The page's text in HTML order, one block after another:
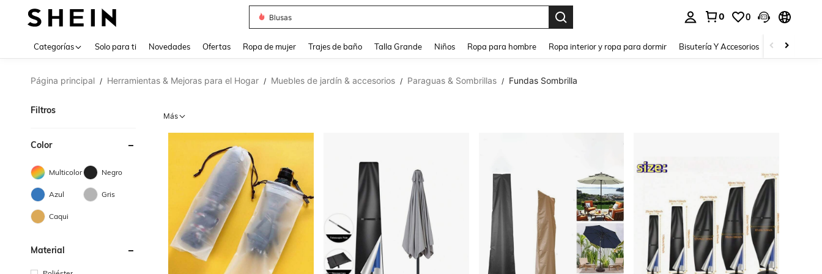
Jeans
0 0
Categorías Solo para ti Novedades Ofertas Ropa de mujer Trajes de baño Talla Grande Niños Ropa para hombre Ropa interior y ropa para dormir Bisutería Y Accesorios Zapatos
Página principal / Herramientas & Mejoras para el Hogar / Muebles de jardín & accesorios / Paraguas & Sombrillas / Fundas Sombrilla
Filtros
Color
Multicolor Negro
Azul Gris
Caqui
Material
Más